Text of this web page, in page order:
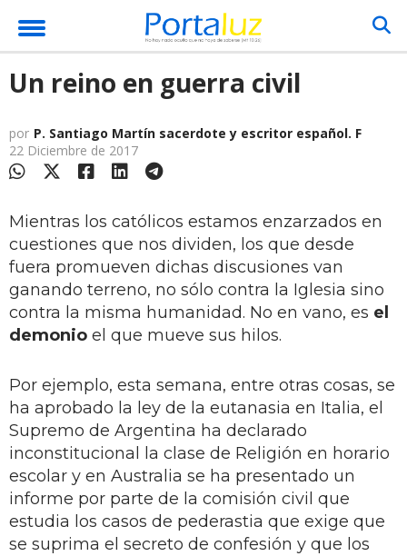
Un reino en guerra civil
por P. Santiago Martín sacerdote y escritor español. F
22 Diciembre de 2017
Mientras los católicos estamos enzarzados en
cuestiones que nos dividen, los que desde
fuera promueven dichas discusiones van
ganando terreno, no sólo contra la Iglesia sino
contra la misma humanidad. No en vano, es el
demonio el que mueve sus hilos.
Por ejemplo, esta semana, entre otras cosas, se
ha aprobado la ley de la eutanasia en Italia, el
Supremo de Argentina ha declarado
inconstitucional la clase de Religión en horario
escolar y en Australia se ha presentado un
informe por parte de la comisión civil que
estudia los casos de pederastia que exige que
se suprima el secreto de confesión y que los